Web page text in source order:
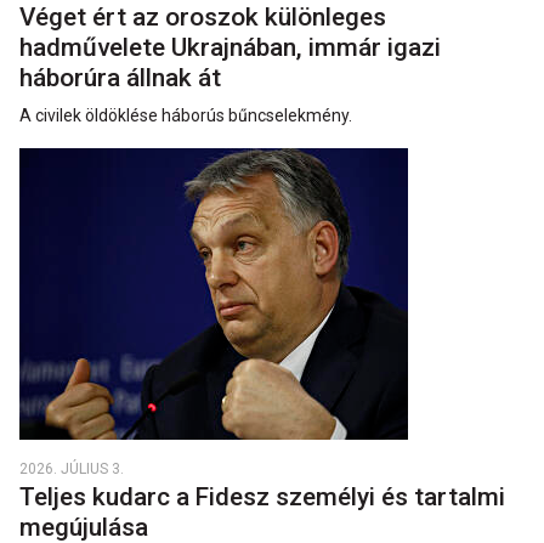
Véget ért az oroszok különleges
hadművelete Ukrajnában, immár igazi
háborúra állnak át
A civilek öldöklése háborús bűncselekmény.
2026. JÚLIUS 3.
Teljes kudarc a Fidesz személyi és tartalmi
megújulása